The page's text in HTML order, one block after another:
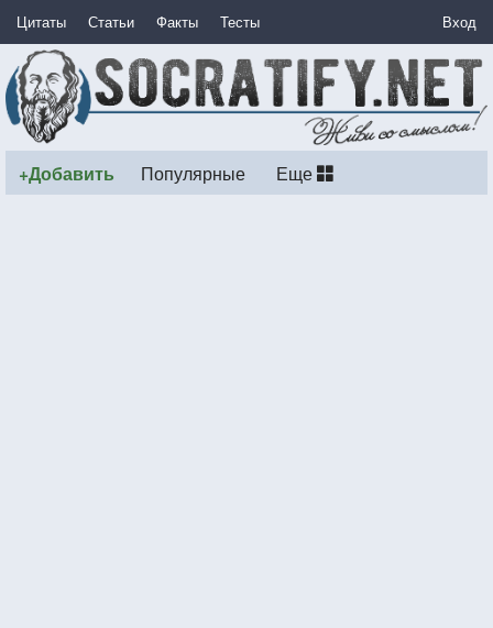
Цитаты Статьи Факты Тесты Вход
+Добавить Популярные Еще